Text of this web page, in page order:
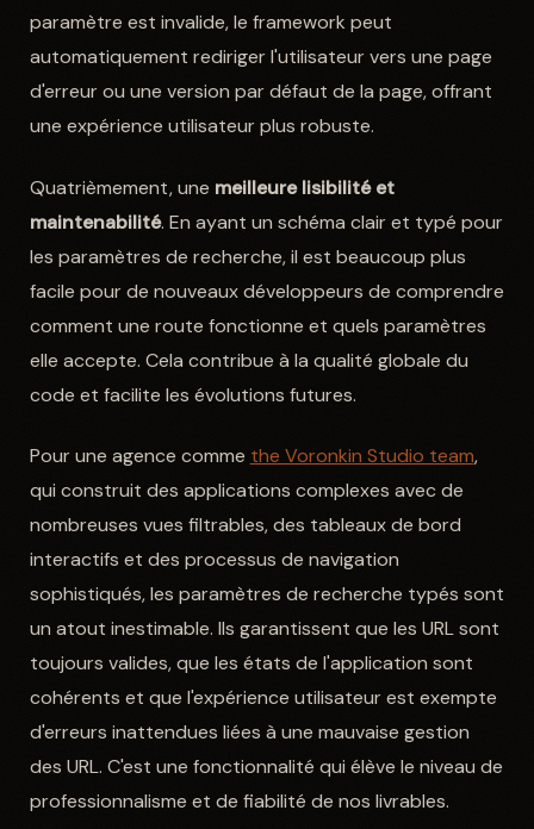
paramètre est invalide, le framework peut
automatiquement rediriger l'utilisateur vers une page
d'erreur ou une version par défaut de la page, offrant
une expérience utilisateur plus robuste.
Quatrièmement, une meilleure lisibilité et
maintenabilité. En ayant un schéma clair et typé pour
les paramètres de recherche, il est beaucoup plus
facile pour de nouveaux développeurs de comprendre
comment une route fonctionne et quels paramètres
elle accepte. Cela contribue à la qualité globale du
code et facilite les évolutions futures.
Pour une agence comme the Voronkin Studio team,
qui construit des applications complexes avec de
nombreuses vues filtrables, des tableaux de bord
interactifs et des processus de navigation
sophistiqués, les paramètres de recherche typés sont
un atout inestimable. Ils garantissent que les URL sont
toujours valides, que les états de l'application sont
cohérents et que l'expérience utilisateur est exempte
d'erreurs inattendues liées à une mauvaise gestion
des URL. C'est une fonctionnalité qui élève le niveau de
professionnalisme et de fiabilité de nos livrables.